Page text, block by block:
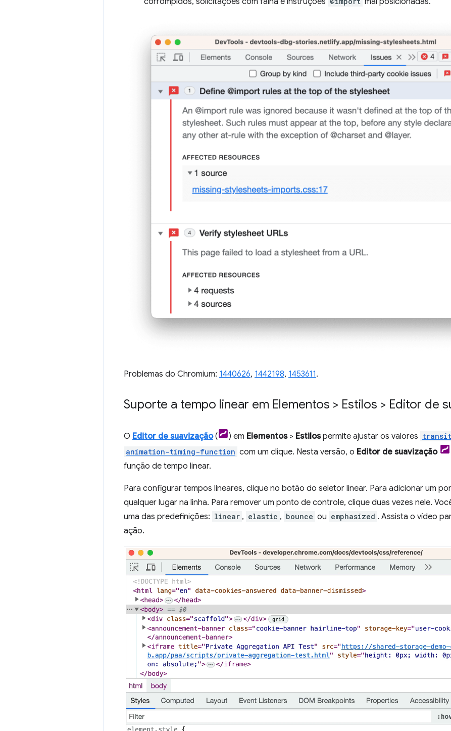
Problemas do Chromium: 1440626, 1442198, 1453611.
Suporte a tempo linear em Elementos > Estilos > Editor de
O Editor de suavização( ) em Elementos> Estilospermite ajustar os valores
animation-timing-function com um clique. Nesta versão, o Editor de suavização
função de tempo linear.
Para configurar tempos lineares, clique no botão do seletor linear. Para adicionar um
qualquer lugar na linha. Para remover um ponto de controle, clique duas vezes nele.
uma das predefinições: linear , elastic , bounce ou emphasized . Assista o vídeo
ação.